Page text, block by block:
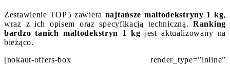
Zestawienie TOP5 zawiera najtańsze maltodekstryny 1 kg,
wraz z ich opisem oraz specyfikacją techniczną.Ranking
bardzo tanich maltodekstryn 1 kg jest aktualizowany na
bieżąco.
[nokaut-offers-box render_type=”inline”